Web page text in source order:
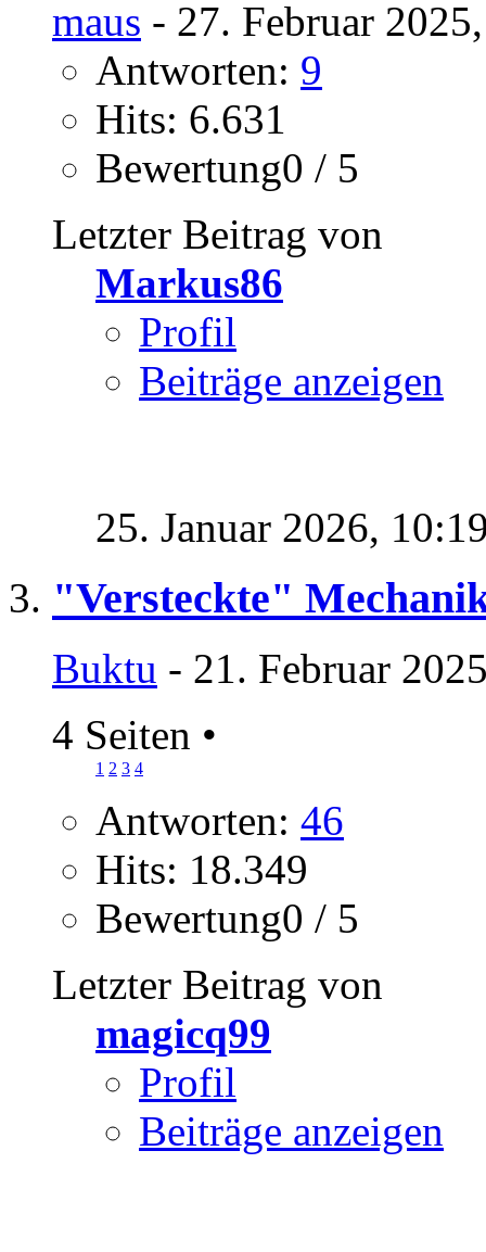
maus - 27. Februar
Antworten: 9
Hits: 6.631
Bewertung0 / 5
Letzter Beitrag von
Markus86
Profil
Beiträge anzeigen
25. Januar 2026,
"Versteckte"
Buktu - 21. Februar
4 Seiten •
1 2 3 4
Antworten: 46
Hits: 18.349
Bewertung0 / 5
Letzter Beitrag von
magicq99
Profil
Beiträge anzeigen